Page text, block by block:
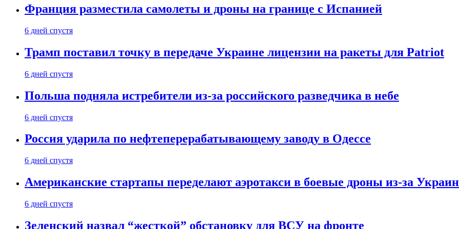
Франция разместила самолеты и дроны на границе с Испанией
6 дней спустя
Трамп поставил точку в передаче Украине лицензии на ракеты для Patriot
6 дней спустя
Польша подняла истребители из-за российского разведчика в небе
6 дней спустя
Россия ударила по нефтеперерабатывающему заводу в Одессе
6 дней спустя
Американские стартапы переделают аэротакси в боевые дроны из-за
6 дней спустя
Зеленский назвал “жесткой” обстановку для ВСУ на фронте